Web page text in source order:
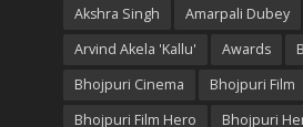
Akshra Singh
Amarpali Dubey
Arvind Akela 'Kallu'
Awards
Bhojpuri Cinema
Bhojpuri Film
Bhojpuri Film Hero
Bhojpuri